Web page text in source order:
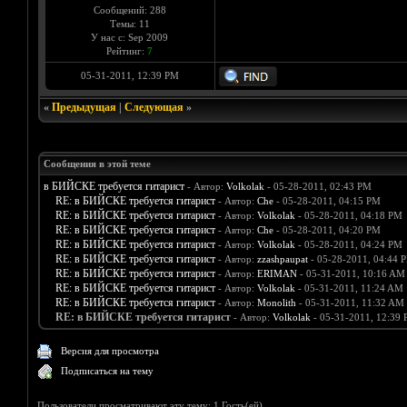
Сообщений: 288
Темы: 11
У нас с: Sep 2009
Рейтинг: 7
05-31-2011, 12:39 PM
« Предыдущая| Следующая»
Сообщения в этой теме
в БИЙСКЕ требуется гитарист - Автор: Volkolak - 05-28-2011, 02:43 PM
RE: в БИЙСКЕ требуется гитарист - Автор: Che- 05-28-2011, 04:15 PM
RE: в БИЙСКЕ требуется гитарист - Автор: Volkolak - 05-28-2011, 04:18 PM
RE: в БИЙСКЕ требуется гитарист - Автор: Che- 05-28-2011, 04:20 PM
RE: в БИЙСКЕ требуется гитарист - Автор: Volkolak - 05-28-2011, 04:24 PM
RE: в БИЙСКЕ требуется гитарист - Автор: zzashpaupat- 05-28-2011, 04:44
RE: в БИЙСКЕ требуется гитарист - Автор: ERIMAN- 05-31-2011, 10:16 AM
RE: в БИЙСКЕ требуется гитарист - Автор: Volkolak - 05-31-2011, 11:24 AM
RE: в БИЙСКЕ требуется гитарист - Автор: Monolith - 05-31-2011, 11:32 AM
RE: в БИЙСКЕ требуется гитарист - Автор: Volkolak - 05-31-2011, 12:39
Версия для просмотра
Подписаться на тему